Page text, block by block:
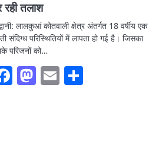
तलाश
लालकुआं कोतवाली क्षेत्र अंतर्गत 18 वर्षीय एक
संदिग्ध परिस्थितियों में लापता हो गई है। जिसका
परिजनों को…
Facebook
Mastodon
Email